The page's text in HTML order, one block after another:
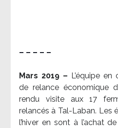
– – – – –
Mars 2019 – L’équipe
de relance économique
rendu visite aux 17
relancés à Tal-Laban. Les
l’hiver en sont à l’achat